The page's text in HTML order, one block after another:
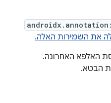
האלפא האחרונה.